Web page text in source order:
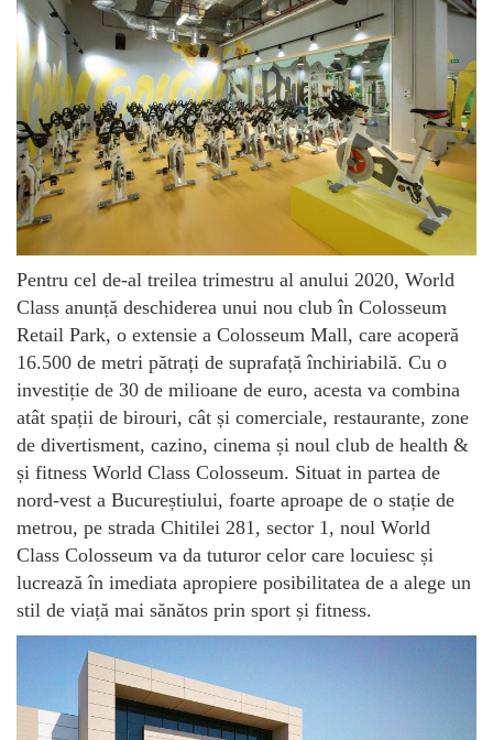
Pentru cel de-al treilea trimestru al anului 2020, World
Class anunță deschiderea unui nou club în Colosseum
Retail Park, o extensie a Colosseum Mall, care acoperă
16.500 de metri pătrați de suprafață închiriabilă. Cu o
investiție de 30 de milioane de euro, acesta va combina
atât spații de birouri, cât și comerciale, restaurante, zone
de divertisment, cazino, cinema și noul club de health &
și fitness World Class Colosseum. Situat in partea de
nord-vest a Bucureștiului, foarte aproape de o stație de
metrou, pe strada Chitilei 281, sector 1, noul World
Class Colosseum va da tuturor celor care locuiesc și
lucrează în imediata apropiere posibilitatea de a alege un
stil de viață mai sănătos prin sport și fitness.